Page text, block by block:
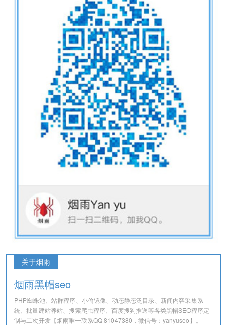
关于烟雨
烟雨黑帽seo
PHP蜘蛛池、站群程序、小偷镜像、动态静态泛目录、新闻内容采集系
统、批量建站养站、搜索爬虫程序、百度搜狗推送等各类黑帽SEO程序定
制与二次开发【烟雨唯一联系QQ 81047380，微信号：yanyuseo】。